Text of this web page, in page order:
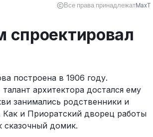
Все права принадлежатMaxT
спроектировал
построена в 1906 году.
архитектора достался ему
занимались родственники и
и Приоратский дворец работы
сказочный домик.